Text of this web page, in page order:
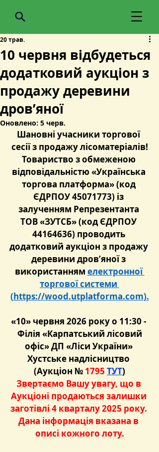
10 червня відбудеться
додатковий аукціон з
продажу деревини
дров’яної
20 трав.
Оновлено: 5 черв.
Шановні учасники торгової
сесії з продажу лісоматеріалів!
Товариство з обмеженою
відповідальністю «Українська
торгова платформа» (код
ЄДРПОУ 45071773) із
залученням Репрезентанта
ТОВ «ЗУТСБ» (код ЄДРПОУ
44164636) проводить
додатковий аукціон з продажу
деревини дров’яної з
використанням електронної
торгової системи
(https://wood.utplatforma.com).
«10» червня 2026 року о 11:30 -
Філія «Карпатський лісовий
офіс» ДП «Ліси України»
Хустське надлісництво
(Аукціон № 1795 ТУТ)
Звертаємо Вашу увагу, що в
Аукціоні продаються залишки
заготівлі 4 кварталу 2025 року.
Дана інформація вказана в
описі кожного лоту.